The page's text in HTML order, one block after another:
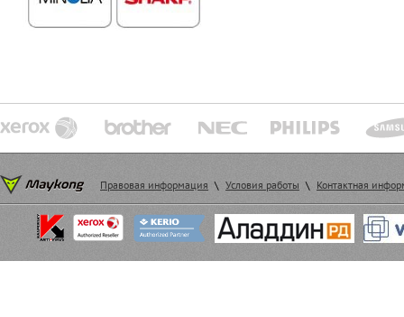
Правовая информация \ Условия работы \ Контактная